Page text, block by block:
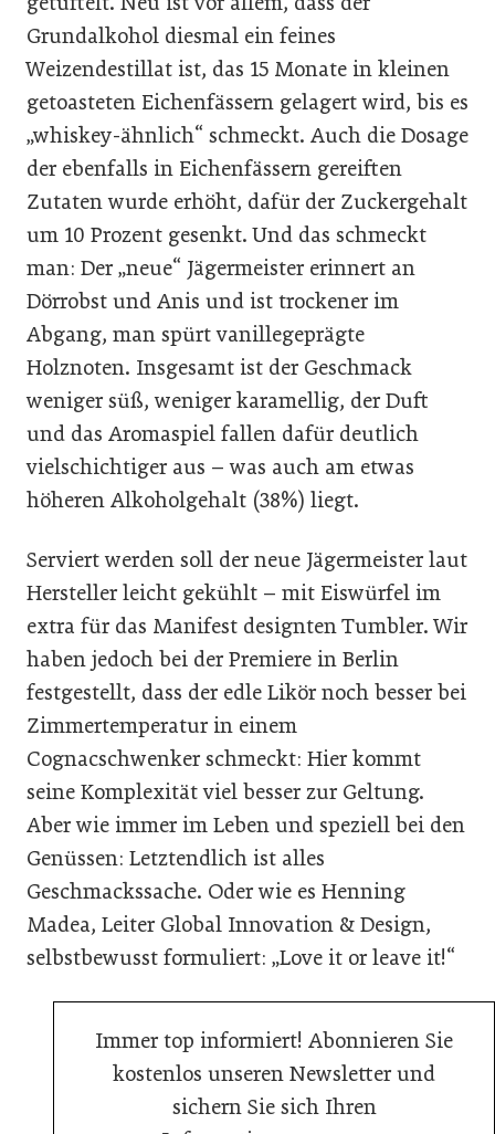
Grundalkohol diesmal ein feines
Weizendestillat ist, das 15 Monate in kleinen
getoasteten Eichenfässern gelagert wird, bis es
„whiskey-ähnlich“ schmeckt. Auch die Dosage
der ebenfalls in Eichenfässern gereiften
Zutaten wurde erhöht, dafür der Zuckergehalt
um 10 Prozent gesenkt. Und das schmeckt
man: Der „neue“ Jägermeister erinnert an
Dörrobst und Anis und ist trockener im
Abgang, man spürt vanillegeprägte
Holznoten. Insgesamt ist der Geschmack
weniger süß, weniger karamellig, der Duft
und das Aromaspiel fallen dafür deutlich
vielschichtiger aus – was auch am etwas
höheren Alkoholgehalt (38%) liegt.
Serviert werden soll der neue Jägermeister laut
Hersteller leicht gekühlt – mit Eiswürfel im
extra für das Manifest designten Tumbler. Wir
haben jedoch bei der Premiere in Berlin
festgestellt, dass der edle Likör noch besser bei
Zimmertemperatur in einem
Cognacschwenker schmeckt: Hier kommt
seine Komplexität viel besser zur Geltung.
Aber wie immer im Leben und speziell bei den
Genüssen: Letztendlich ist alles
Geschmackssache. Oder wie es Henning
Madea, Leiter Global Innovation & Design,
selbstbewusst formuliert: „Love it or leave it!“
Immer top informiert! Abonnieren Sie
kostenlos unseren Newsletter und
sichern Sie sich Ihren